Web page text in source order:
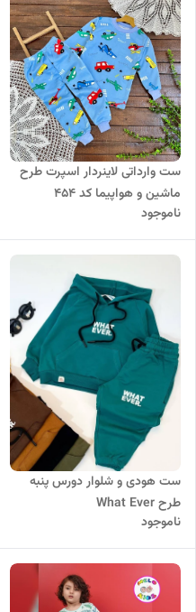
ست وارداتی لاینردار اسپرت طرح
ماشین و هواپیما کد 454
ناموجود
ست هودی و شلوار دورس پنبه
طرح What Ever
ناموجود